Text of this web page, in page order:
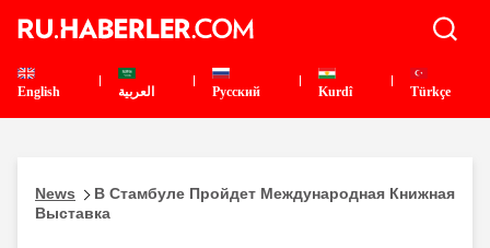
English العربية Pусский Kurdî Türkçe
News
В Стамбуле Пройдет Международная Книжная
Выставка